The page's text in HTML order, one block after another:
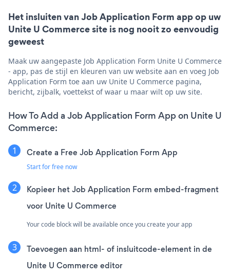
Het insluiten van Job Application Form app op uw
Unite U Commerce site is nog nooit zo eenvoudig
geweest
Maak uw aangepaste Job Application Form Unite U Commerce
- app, pas de stijl en kleuren van uw website aan en voeg Job
Application Form toe aan uw Unite U Commerce pagina,
bericht, zijbalk, voettekst of waar u maar wilt op uw site.
How To Add a Job Application Form App on Unite U
Commerce:
Create a Free Job Application Form App
Start for free now
Kopieer het Job Application Form embed-fragment
voor Unite U Commerce
Your code block will be available once you create your app
Toevoegen aan html- of insluitcode-element in de
Unite U Commerce editor